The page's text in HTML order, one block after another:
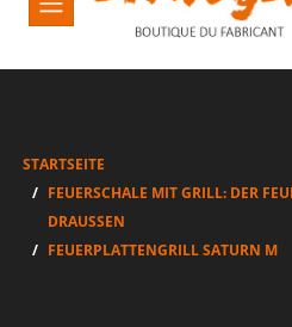
STARTSEITE
FEUERSCHALE MIT GRILL: DER
DRAUSSEN
FEUERPLATTENGRILL SATURN M